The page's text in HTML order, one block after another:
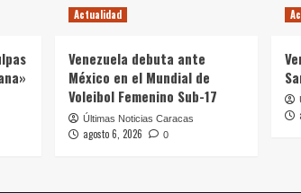
Actualidad
Venezuela debuta ante
México en el Mundial de
Voleibol Femenino Sub-17
Últimas Noticias Caracas
agosto 6, 2026 0